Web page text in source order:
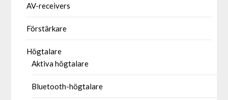
AV-receivers
Förstärkare
Högtalare
Aktiva högtalare
Bluetooth-högtalare